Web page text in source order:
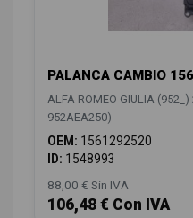
PALANCA CAMBIO
ALFA ROMEO GIULIA
952AEA250)
OEM: 1561292520
ID: 1548993
88,00 € Sin IVA
106,48 € Con IVA